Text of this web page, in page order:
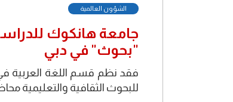
الشؤون العالمية
جامعة هانكوك
"بحوث" في دبي
فقد نظم قسم اللغة العربية في
للبحوث الثقافية والتعليمية